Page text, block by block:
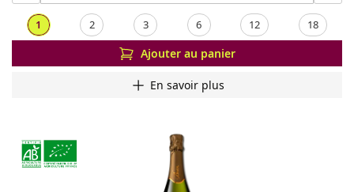
1 2 3 6 12 18
Ajouter au panier
En savoir plus